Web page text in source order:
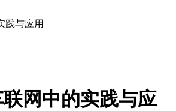
践与应用
联网中的实践与应